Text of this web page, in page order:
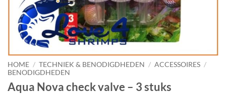
HOME / TECHNIEK & BENODIGDHEDEN / ACCESSOIRES /
BENODIGDHEDEN
Aqua Nova check valve – 3 stuks